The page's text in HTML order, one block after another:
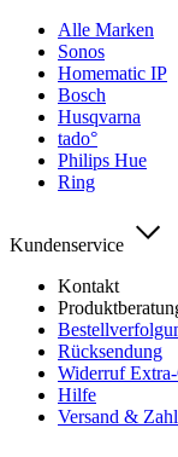
Alle Marken
Sonos
Homematic IP
Bosch
Husqvarna
tado°
Philips Hue
Ring
Kundenservice
Kontakt
Rücksendung
Widerruf
Hilfe
Versand &